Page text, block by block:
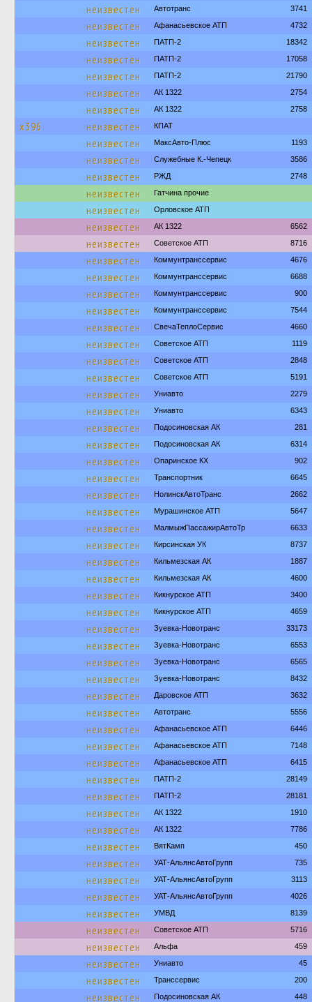
неизвестен Автотранс 3741
неизвестен Афанасьевское АТП 4732
неизвестен ПАТП-2 18342
неизвестен ПАТП-2 17058
неизвестен ПАТП-2 21790
неизвестен АК 1322 2754
неизвестен АК 1322 2758
х396 неизвестен КПАТ
неизвестен МаксАвто-Плюс 1193
неизвестен Служебные К.-Чепецк 3586
неизвестен РЖД 2748
неизвестен Гатчина прочие
неизвестен Орловское АТП
неизвестен АК 1322 6562
неизвестен Советское АТП 8716
неизвестен Коммунтранссервис 4676
неизвестен Коммунтранссервис 6688
неизвестен Коммунтранссервис 900
неизвестен Коммунтранссервис 7544
неизвестен СвечаТеплоСервис 4660
неизвестен Советское АТП 1119
неизвестен Советское АТП 2848
неизвестен Советское АТП 5191
неизвестен Униавто 2279
неизвестен Униавто 6343
неизвестен Подосиновская АК 281
неизвестен Подосиновская АК 6314
неизвестен Опаринское КХ 902
неизвестен Транспортник 6645
неизвестен НолинскАвтоТранс 2662
неизвестен Мурашинское АТП 5647
неизвестен МалмыжПассажирАвтоТр 6633
неизвестен Кирсинская УК 8737
неизвестен Кильмезская АК 1887
неизвестен Кильмезская АК 4600
неизвестен Кикнурское АТП 3400
неизвестен Кикнурское АТП 4659
неизвестен Зуевка-Новотранс 33173
неизвестен Зуевка-Новотранс 6553
неизвестен Зуевка-Новотранс 6565
неизвестен Зуевка-Новотранс 8432
неизвестен Даровское АТП 3632
неизвестен Автотранс 5556
неизвестен Афанасьевское АТП 6446
неизвестен Афанасьевское АТП 7148
неизвестен Афанасьевское АТП 6415
неизвестен ПАТП-2 28149
неизвестен ПАТП-2 28181
неизвестен АК 1322 1910
неизвестен АК 1322 7786
неизвестен ВятКамп 450
неизвестен УАТ-АльянсАвтоГрупп 735
неизвестен УАТ-АльянсАвтоГрупп 3113
неизвестен УАТ-АльянсАвтоГрупп 4026
неизвестен УМВД 8139
неизвестен Советское АТП 5716
неизвестен Альфа 459
неизвестен Униавто 45
неизвестен Транссервис 200
неизвестен Подосиновская АК 448